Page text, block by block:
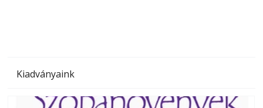
Kiadványaink